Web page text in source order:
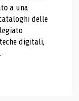
a una
delle
digitali,